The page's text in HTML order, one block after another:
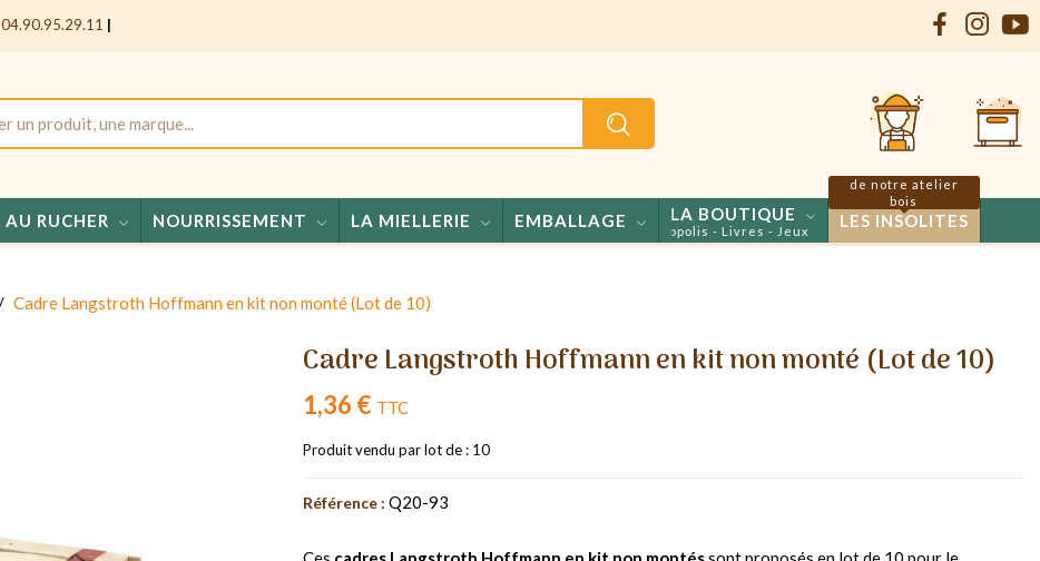
04.90.95.29.11 |
AU RUCHER NOURRISSEMENT LA MIELLERIE EMBALLAGE LA BOUTIQUE
Miels - Confiseries - Propolis - Livres - Jeux
LES INSOLITES
de notre atelier
bois
Cadre Langstroth Hoffmann en kit non monté (Lot de 10)
Cadre Langstroth Hoffmann en kit non monté (Lot de 10)
1,36 € TTC
Produit vendu par lot de : 10
Référence : Q20-93